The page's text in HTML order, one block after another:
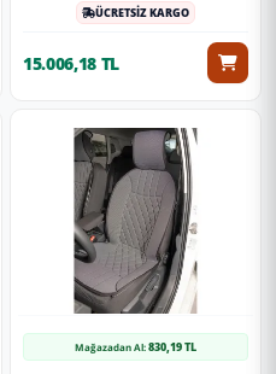
ÜCRETSİZ KARGO
15.006,18 TL
Mağazadan Al:830,19 TL